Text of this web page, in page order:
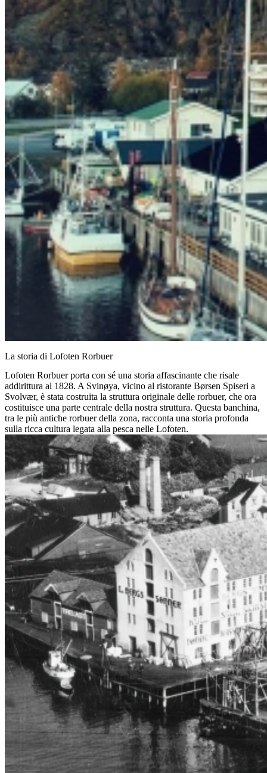
La storia di Lofoten Rorbuer
Lofoten Rorbuer porta con sé una storia affascinante che risale
addirittura al 1828. A Svinøya, vicino al ristorante Børsen Spiseri a
Svolvær, è stata costruita la struttura originale delle rorbuer, che ora
costituisce una parte centrale della nostra struttura. Questa banchina,
tra le più antiche rorbuer della zona, racconta una storia profonda
sulla ricca cultura legata alla pesca nelle Lofoten.